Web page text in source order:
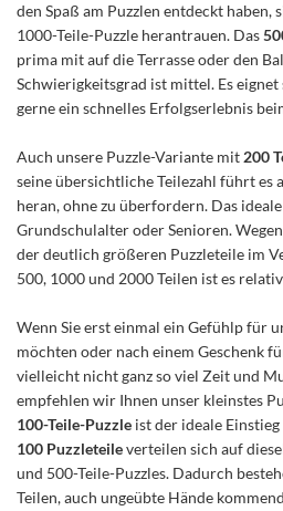
den Spaß am Puzzlen entdeckt haben,
1000-Teile-Puzzle herantrauen. Das
prima mit auf die Terrasse oder den
Schwierigkeitsgrad ist mittel. Es
gerne ein schnelles Erfolgserlebnis
Auch unsere Puzzle-Variante mit 200
seine übersichtliche Teilezahl führt es
heran, ohne zu überfordern. Das
Grundschulalter oder Senioren.
der deutlich größeren Puzzleteile im
500, 1000 und 2000 Teilen ist es
Wenn Sie erst einmal ein Gefühlp für
möchten oder nach einem Geschenk
vielleicht nicht ganz so viel Zeit und
empfehlen wir Ihnen unser kleinstes
100-Teile-Puzzle ist der ideale
100 Puzzleteileverteilen sich auf
und 500-Teile-Puzzles. Dadurch
Teilen, auch ungeübte Hände